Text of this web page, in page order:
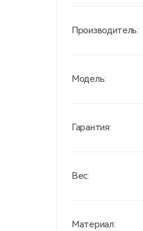
Производитель:
Модель:
Гарантия:
Вес:
Материал: